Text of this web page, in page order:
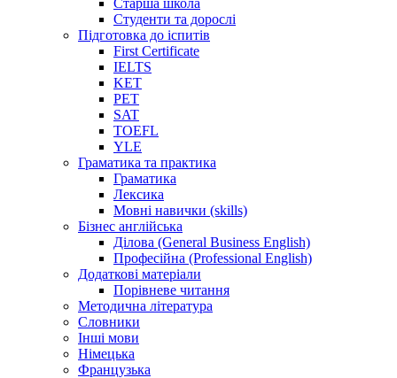
Старша школа
Студенти та дорослі
Підготовка до іспитів
First Certificate
IELTS
KET
PET
SAT
TOEFL
YLE
Граматика та практика
Граматика
Лексика
Мовні навички (skills)
Бізнес англійська
Ділова (General Business English)
Професійна (Professional English)
Додаткові матеріали
Порівневе читання
Методична література
Словники
Інші мови
Німецька
Французька